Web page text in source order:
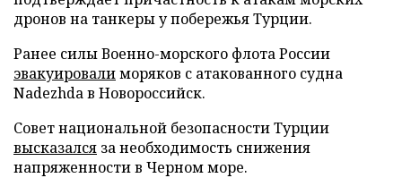
дронов на танкеры у побережья Турции.
Ранее силы Военно-морского флота России
эвакуировалиморяков с атакованного судна
Nadezhda в Новороссийск.
Совет национальной безопасности Турции
высказался за необходимость снижения
напряженности в Черном море.